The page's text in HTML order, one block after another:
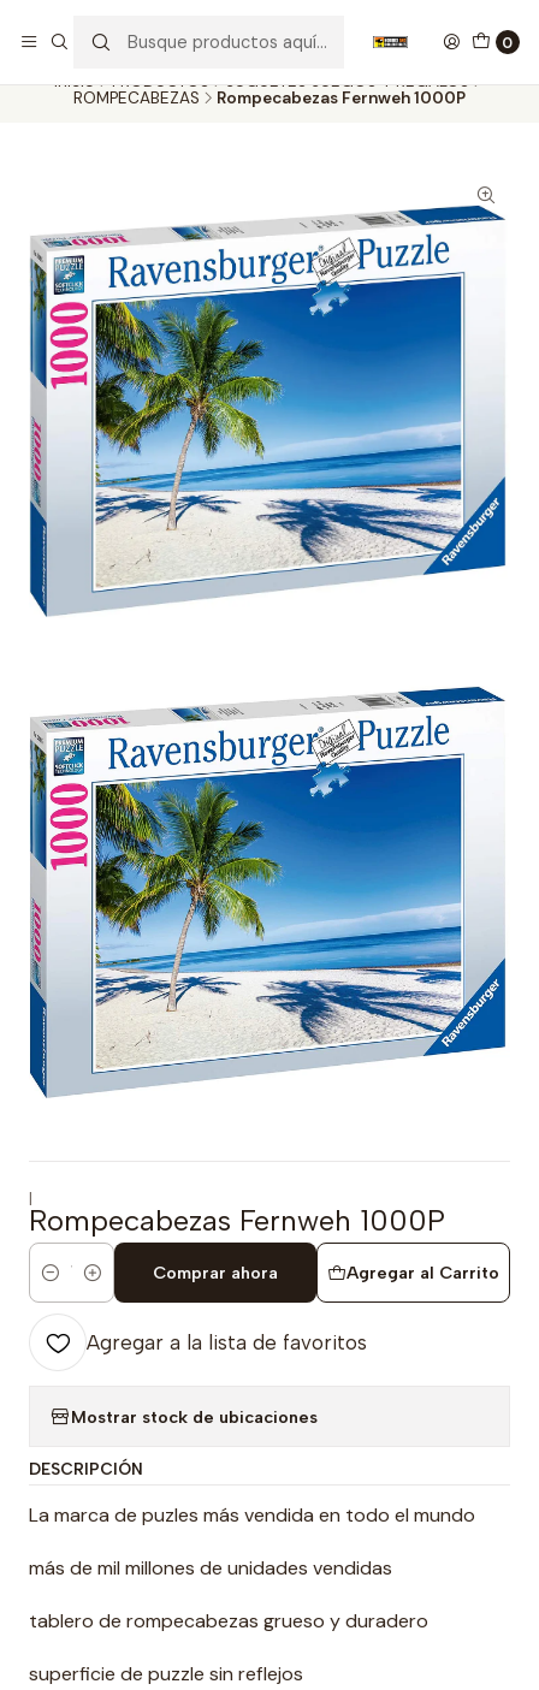
0
Inicio PRODUCTOS
JUGUETES JUEGOS Y REGALOS
ROMPECABEZAS
Rompecabezas Fernweh 1000P
|
Rompecabezas Fernweh 1000P
Cantidad
Agregar al Carrito
Comprar ahora
Agregar a la lista de favoritos
Mostrar stock de ubicaciones
DESCRIPCIÓN
La marca de puzles más vendida en todo el mundo
más de mil millones de unidades vendidas
tablero de rompecabezas grueso y duradero
superficie de puzzle sin reflejos